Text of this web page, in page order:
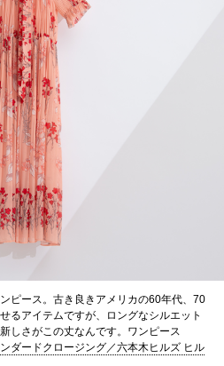
ピース。古き良きアメリカの60年代、70
るアイテムですが、ロングなシルエット
しさがこの丈なんです。ワンピース
ダードクロージング／六本木ヒルズ ヒル